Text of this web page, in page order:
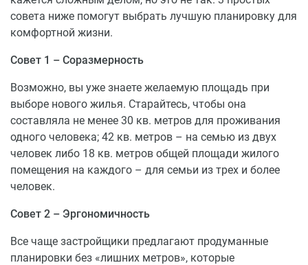
совета ниже помогут выбрать лучшую планировку для
комфортной жизни.
Совет 1 – Соразмерность
Возможно, вы уже знаете желаемую площадь при
выборе нового жилья. Старайтесь, чтобы она
составляла не менее 30 кв. метров для проживания
одного человека; 42 кв. метров – на семью из двух
человек либо 18 кв. метров общей площади жилого
помещения на каждого – для семьи из трех и более
человек.
Совет 2 – Эргономичность
Все чаще застройщики предлагают продуманные
планировки без «лишних метров», которые